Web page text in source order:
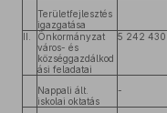
Területfejlesztés
igazgatása
II.
Önkormányzat
város- és
községgazdálkod
ási feladatai
5 242 430
Nappali ált.
iskolai oktatás
-